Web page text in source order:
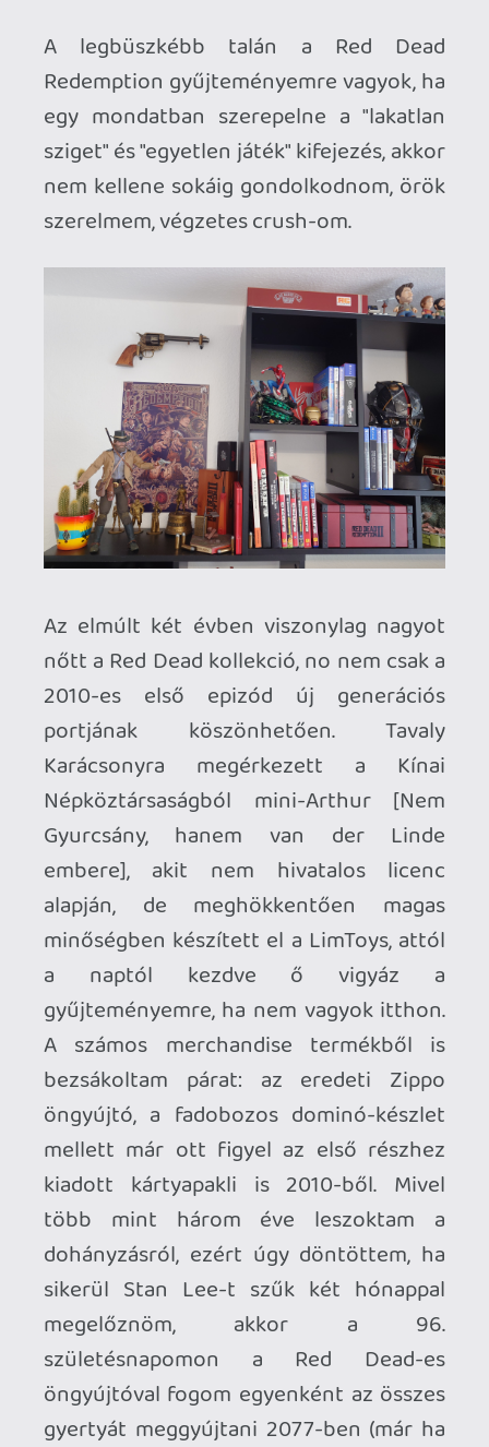
státuszszimbólum volt a gravírozott Colt,
a századforduló "iPhone 15 Pro Max"-a.
A könyvtár is bővült, az első rész normál
és a második rész keményfedeles guide-
ritka Game of the Year Edition Guide is,
nagy szerencsém volt vele, általában
kisebb vagyonokért cserél gazdát ez a
kiadás.
A Rockstar másik sorozata is helyet
kapott a jobb felső ficakban, a két
legutóbbi epizód különleges kiadásai
mellé (vagyis inkább alá-fölé) jövőre talán
felkerülhet a VI doboza is? Vajon a IV
széfje és az V pénzszállító zsákja után
maradnak ezen a vonalon? Ti értitek
miért jut eszébe mindenről a pénz a
Rockstar Games-nek, ha a GTA-ról van
szó?